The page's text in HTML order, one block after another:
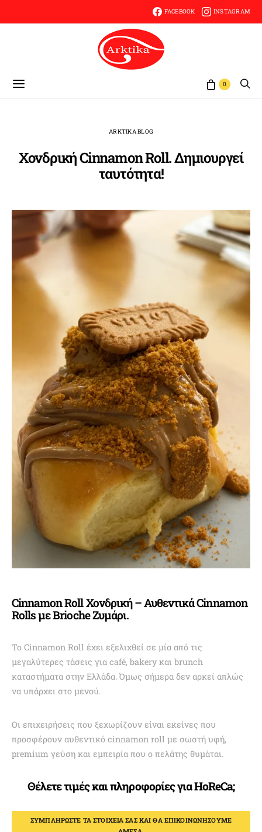
FACEBOOK INSTAGRAM
0
ARKTIKA BLOG
Χονδρική Cinnamon Roll. Δημιουργεί
ταυτότητα!
Cinnamon Roll Χονδρική – Αυθεντικά Cinnamon
Rolls με Brioche Ζυμάρι.
Το Cinnamon Roll έχει εξελιχθεί σε μία από τις
μεγαλύτερες τάσεις για café, bakery και brunch
καταστήματα στην Ελλάδα. Όμως σήμερα δεν αρκεί απλώς
να υπάρχει στο μενού.
Οι επιχειρήσεις που ξεχωρίζουν είναι εκείνες που
προσφέρουν αυθεντικό cinnamon roll με σωστή υφή,
premium γεύση και εμπειρία που ο πελάτης θυμάται.
Θέλετε τιμές και πληροφορίες για HoReCa;
ΣΥΜΠΛΗΡΏΣΤΕ ΤΑ ΣΤΟΙΧΕΊΑ ΣΑΣ ΚΑΙ ΘΑ ΕΠΙΚΟΙΝΩΝΉΣΟΥΜΕ